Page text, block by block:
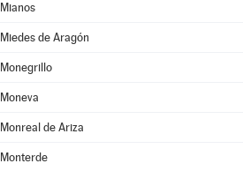
Mianos
Miedes de Aragón
Monegrillo
Moneva
Monreal de Ariza
Monterde